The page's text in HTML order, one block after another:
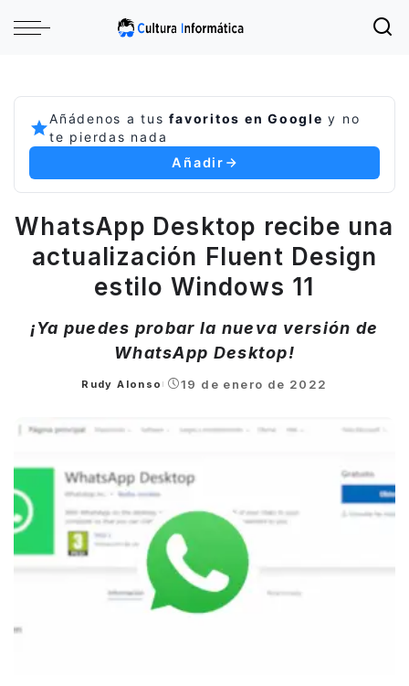
Añádenos a tusfavoritos en Google y no
te pierdas nada
Añadir
WhatsApp Desktop recibe una
actualización Fluent Design
estilo Windows 11
¡Ya puedes probar la nueva versión de
WhatsApp Desktop!
Posted
Rudy Alonso 19 de enero de 2022